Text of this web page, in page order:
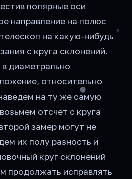
полярные оси
направление на полюс
на какую-нибудь
с круга склонений.
диаметрально
относительно
на ту же самую
отсчет с круга
замер могут не
их полу разность и
круг склонений
продолжать исправлять